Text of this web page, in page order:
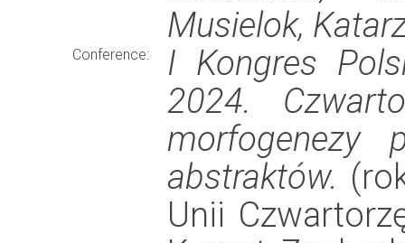
Musielok,
Conference:
I Kongres
2024.
morfogenezy
abstraktów.
Unii